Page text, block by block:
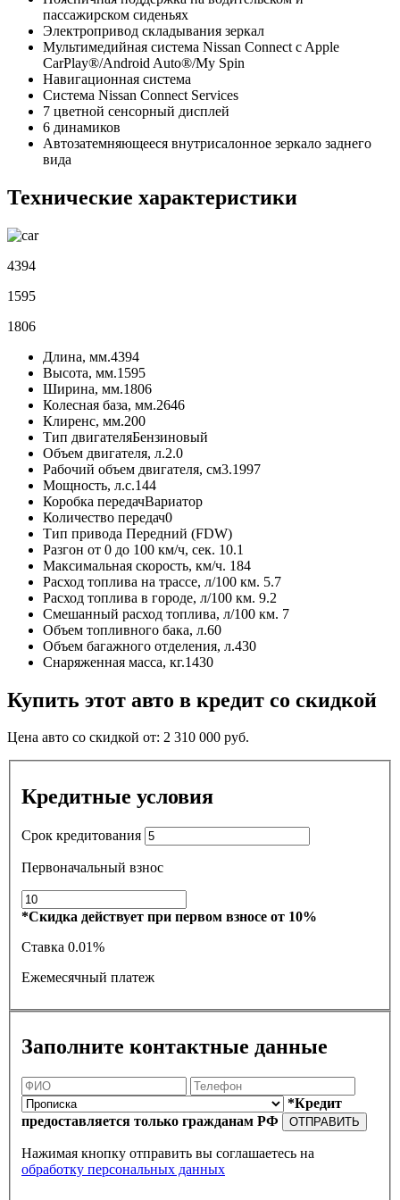
пассажирском сиденьях
Электропривод складывания зеркал
Мультимедийная система Nissan Connect c Apple
CarPlay®/Android Auto®/My Spin
Навигационная система
Система Nissan Connect Services
7 цветной сенсорный дисплей
6 динамиков
Автозатемняющееся внутрисалонное зеркало заднего
вида
Технические характеристики
4394
1595
1806
Длина, мм.4394
Высота, мм.1595
Ширина, мм.1806
Колесная база, мм.2646
Клиренс, мм.200
Тип двигателяБензиновый
Объем двигателя, л.2.0
Рабочий объем двигателя, см3.1997
Мощность, л.с.144
Коробка передачВариатор
Количество передач0
Тип привода Передний (FDW)
Разгон от 0 до 100 км/ч, сек. 10.1
Максимальная скорость, км/ч. 184
Расход топлива на трассе, л/100 км. 5.7
Расход топлива в городе, л/100 км. 9.2
Смешанный расход топлива, л/100 км. 7
Объем топливного бака, л.60
Объем багажного отделения, л.430
Снаряженная масса, кг.1430
Купить этот авто в кредит со скидкой
Цена авто со скидкой от: 2 310 000 руб.
Кредитные условия
Срок кредитования
Первоначальный взнос
*Скидка действует при первом взносе от 10%
Ставка 0.01%
Ежемесячный платеж
Заполните контактные данные
*Кредит
предоставляется только гражданам РФ
ОТПРАВИТЬ
Нажимая кнопку отправить вы соглашаетесь на
обработку персональных данных